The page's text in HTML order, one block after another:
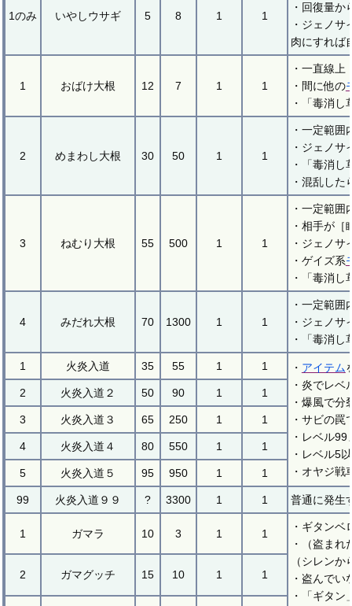
1のみ いやしウサギ 5 8 1 1
・回復量
・ジェノ
肉にすれば
1 おばけ大根 12 7 1 1
・一直線
・間に他の
・「毒消
2 めまわし大根 30 50 1 1
・一定範
・ジェノ
・「毒消
・混乱し
3 ねむり大根 55 500 1 1
・一定範
・相手が
・ジェノ
・ゲイズ系
・「毒消
4 みだれ大根 70 1300 1 1
・一定範
・ジェノ
・「毒消
1 火炎入道 35 55 1 1 ・ アイテム
・炎でレ
・爆風で分
・サビの罠
・レベル
・レベル5
・オヤジ
2 火炎入道２ 50 90 1 1
3 火炎入道３ 65 250 1 1
4 火炎入道４ 80 550 1 1
5 火炎入道５ 95 950 1 1
99 火炎入道９９ ? 3300 1 1 普通に発生
1 ガマラ 10 3 1 1
・ギタン
・（盗ま
（シレン
・盗んで
・「ギタ
2 ガマグッチ 15 10 1 1